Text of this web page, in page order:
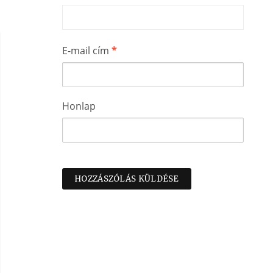
E-mail cím *
Honlap